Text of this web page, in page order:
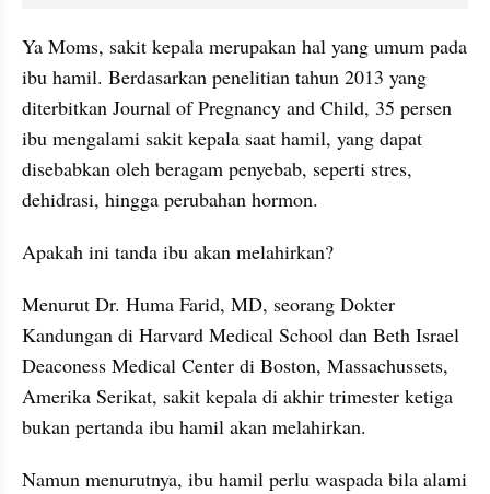
Ya Moms, sakit kepala merupakan hal yang umum pada
ibu hamil. Berdasarkan penelitian tahun 2013 yang
diterbitkan Journal of Pregnancy and Child, 35 persen
ibu mengalami sakit kepala saat hamil, yang dapat
disebabkan oleh beragam penyebab, seperti stres,
dehidrasi, hingga perubahan hormon.
Apakah ini tanda ibu akan melahirkan?
Menurut Dr. Huma Farid, MD, seorang Dokter
Kandungan di Harvard Medical School dan Beth Israel
Deaconess Medical Center di Boston, Massachussets,
Amerika Serikat, sakit kepala di akhir trimester ketiga
bukan pertanda ibu hamil akan melahirkan.
Namun menurutnya, ibu hamil perlu waspada bila alami